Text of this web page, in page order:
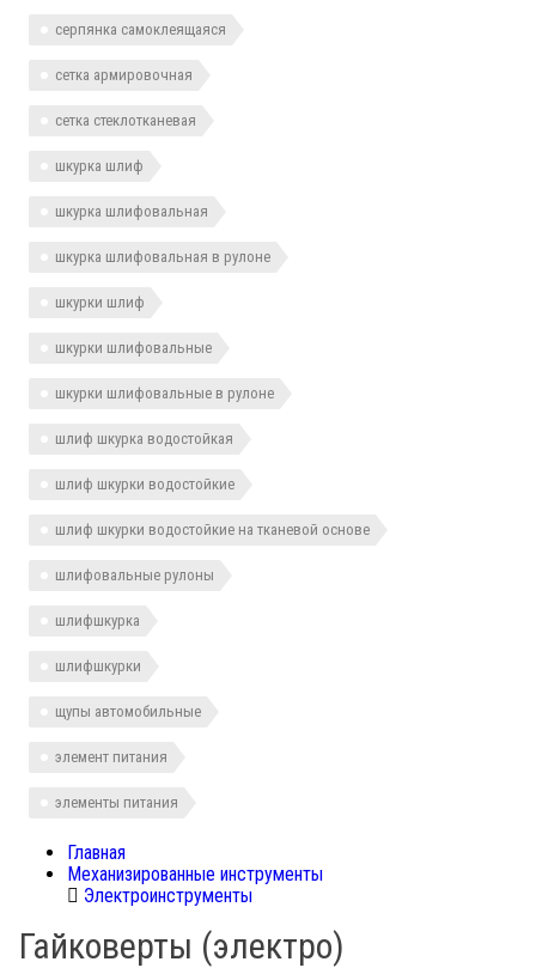
серпянка самоклеящаяся
сетка армировочная
сетка стеклотканевая
шкурка шлиф
шкурка шлифовальная
шкурка шлифовальная в рулоне
шкурки шлиф
шкурки шлифовальные
шкурки шлифовальные в рулоне
шлиф шкурка водостойкая
шлиф шкурки водостойкие
шлиф шкурки водостойкие на тканевой основе
шлифовальные рулоны
шлифшкурка
шлифшкурки
щупы автомобильные
элемент питания
элементы питания
Главная
Механизированные инструменты
Электроинструменты
Гайковерты (электро)